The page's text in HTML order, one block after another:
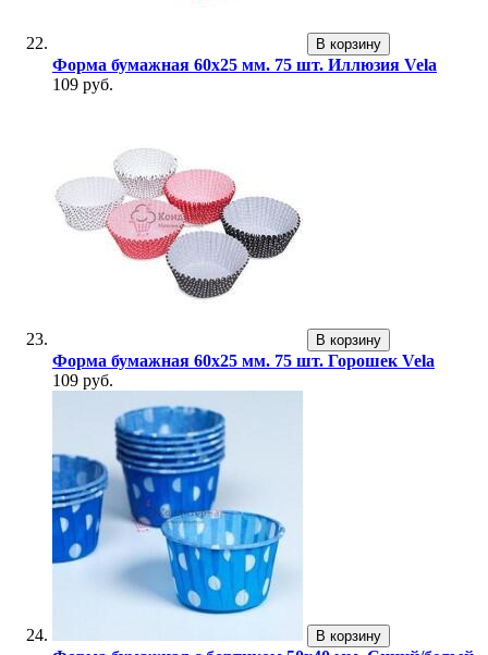
В корзину
Форма бумажная 60х25 мм. 75 шт. Иллюзия Vela
109 руб.
В корзину
Форма бумажная 60х25 мм. 75 шт. Горошек Vela
109 руб.
В корзину